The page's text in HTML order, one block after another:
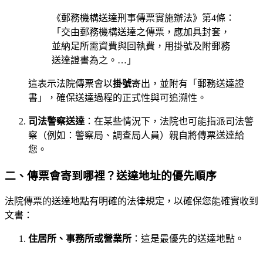
《郵務機構送達刑事傳票實施辦法》第4條：
「交由郵務機構送達之傳票，應加具封套，
並納足所需資費與回執費，用掛號及附郵務
送達證書為之。…」
這表示法院傳票會以掛號寄出，並附有「郵務送達證
書」，確保送達過程的正式性與可追溯性。
司法警察送達 ：在某些情況下，法院也可能指派司法警
察（例如：警察局、調查局人員）親自將傳票送達給
您。
二、傳票會寄到哪裡？送達地址的優先順序
法院傳票的送達地點有明確的法律規定，以確保您能確實收到
文書：
住居所、事務所或營業所 ：這是最優先的送達地點。